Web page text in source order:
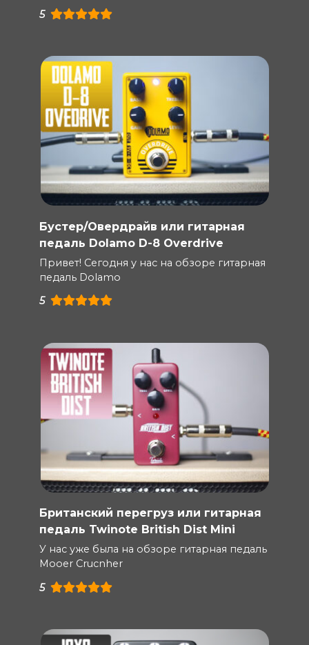
5
Бустер/Овердрайв или гитарная
педаль Dolamo D-8 Overdrive
Привет! Сегодня у нас на обзоре гитарная
педаль Dolamo
5
Британский перегруз или гитарная
педаль Twinote British Dist Mini
У нас уже была на обзоре гитарная педаль
Mooer Crucnher
5